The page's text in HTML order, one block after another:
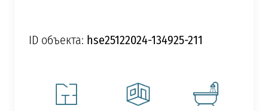
ID объекта: hse25122024-134925-211